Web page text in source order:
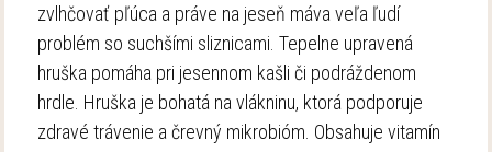
zvlhčovať pľúca a práve na jeseň máva veľa ľudí
problém so suchšími sliznicami. Tepelne upravená
hruška pomáha pri jesennom kašli či podráždenom
hrdle. Hruška je bohatá na vlákninu, ktorá podporuje
zdravé trávenie a črevný mikrobióm. Obsahuje vitamín